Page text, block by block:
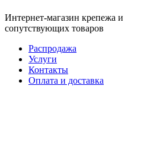
Интернет-магазин крепежа и
сопутствующих товаров
Распродажа
Услуги
Контакты
Оплата и доставка